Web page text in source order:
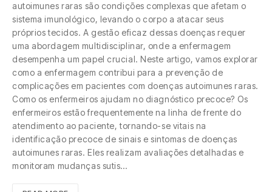
autoimunes raras são condições complexas que afetam o
sistema imunológico, levando o corpo a atacar seus
próprios tecidos. A gestão eficaz dessas doenças requer
uma abordagem multidisciplinar, onde a enfermagem
desempenha um papel crucial. Neste artigo, vamos explorar
como a enfermagem contribui para a prevenção de
complicações em pacientes com doenças autoimunes raras.
Como os enfermeiros ajudam no diagnóstico precoce? Os
enfermeiros estão frequentemente na linha de frente do
atendimento ao paciente, tornando-se vitais na
identificação precoce de sinais e sintomas de doenças
autoimunes raras. Eles realizam avaliações detalhadas e
monitoram mudanças sutis…